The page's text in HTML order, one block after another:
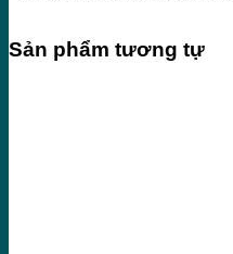
Sản phẩm tương tự